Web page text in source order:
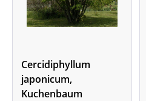
Cercidiphyllum
japonicum,
Kuchenbaum